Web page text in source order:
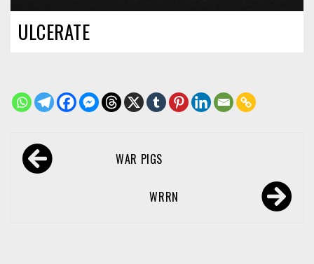
ULCERATE
Navegación
de WAR PIGS
WRRN